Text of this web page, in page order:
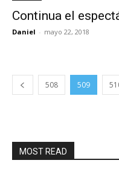
Continua el
Daniel - mayo 22, 2018
508 509
MOST READ